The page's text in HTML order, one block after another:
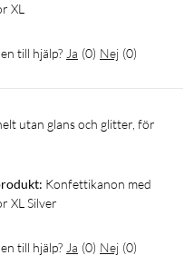
XL
till hjälp? Ja (0) Nej (0)
Konfettikanon med
XL Silver
till hjälp? Ja (0) Nej (0)